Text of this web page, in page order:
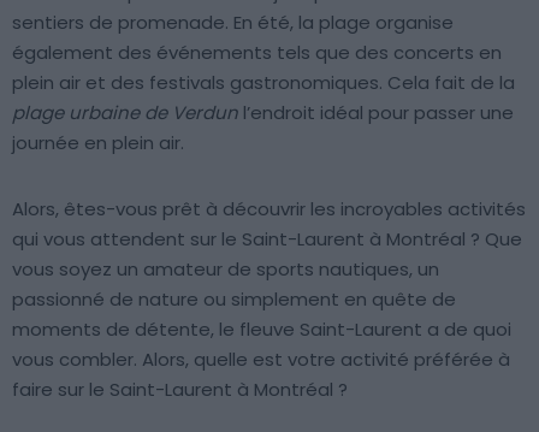
sentiers de promenade. En été, la plage organise
également des événements tels que des concerts en
plein air et des festivals gastronomiques. Cela fait de la
plage urbaine de Verdun l’endroit idéal pour passer une
journée en plein air.
Alors, êtes-vous prêt à découvrir les incroyables activités
qui vous attendent sur le Saint-Laurent à Montréal ? Que
vous soyez un amateur de sports nautiques, un
passionné de nature ou simplement en quête de
moments de détente, le fleuve Saint-Laurent a de quoi
vous combler. Alors, quelle est votre activité préférée à
faire sur le Saint-Laurent à Montréal ?